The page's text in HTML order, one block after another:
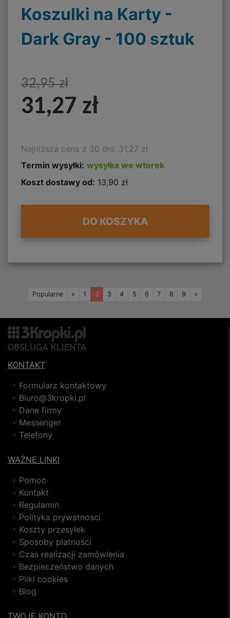
Koszulki na Karty -
Dark Gray - 100 sztuk
32,95 zł
31,27 zł
Najniższa cena z 30 dni: 31,27 zł
Termin wysyłki: wysyłka we wtorek
Koszt dostawy od: 13,90 zł
DO KOSZYKA
Popularne «Wstecz
1 2 3 4 5 6 7 8 9 »
KONTAKT
Formularz kontaktowy
Biuro@3kropki.pl
Dane firmy
Messenger
Telefony
WAŻNE LINKI
Pomoc
Kontakt
Regulamin
Polityka prywatnosci
Koszty przesyłek
Sposoby płatności
Czas realizacji zamówienia
Bezpieczeństwo danych
Pliki cookies
Blog